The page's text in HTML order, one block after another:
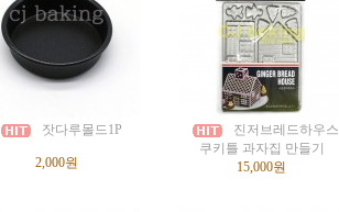
잣다루몰드1P
2,000원
진저브레드하우스
쿠키틀 과자집 만들기
15,000원